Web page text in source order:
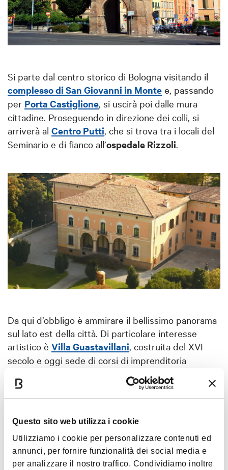
Questo sito web utilizza i cookie
Utilizziamo i cookie per personalizzare contenuti ed
annunci, per fornire funzionalità dei social media e
per analizzare il nostro traffico. Condividiamo inoltre
Si parte dal centro storico di Bologna visitando il
complesso di San Giovanni in Monte e, passando
per Porta Castiglione, si uscirà poi dalle mura
cittadine. Proseguendo in direzione dei colli, si
arriverà al Centro Putti, che si trova tra i locali del
Seminario e di fianco all’ospedale Rizzoli.
Da qui d’obbligo è ammirare il bellissimo panorama
sul lato est della città. Di particolare interesse
artistico è Villa Guastavillani , costruita del XVI
secolo e oggi sede di corsi di imprenditoria
tra le colline si giungerà infine aiCalanchi di
Padernoedi Sabbiuno. Quest’ultima località ha
partigiana al Nazismo, storia oggi ricordata dal noto
Monumento ai caduti di Sabbiuno, dove si conclude
questo percorso.